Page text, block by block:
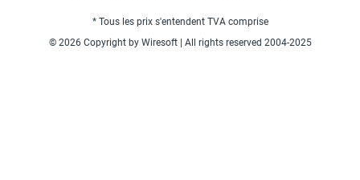
* Tous les prix s'entendent TVA comprise
© 2026 Copyright by Wiresoft | All rights reserved 2004-2025